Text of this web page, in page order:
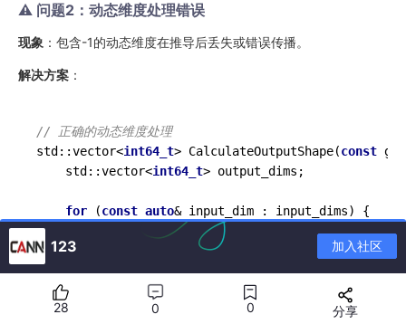
⚠️ 问题2：动态维度处理错误
现象 ：包含-1的动态维度在推导后丢失或错误传播。
解决方案 ：
// 正确的动态维度处理
std::vector<int64_t> CalculateOutputShape(const
    std::vector<
int64_t> output_dims;
for (const auto& input_dim : input_dims) {
(input_dim == -1
// 动态维度：保持-1或根据规则推导
            output_dims.
push_back(-1);
        }
if (input_dim ==
// 零维度：通常报错
123 加入社区
28 0
0 分享